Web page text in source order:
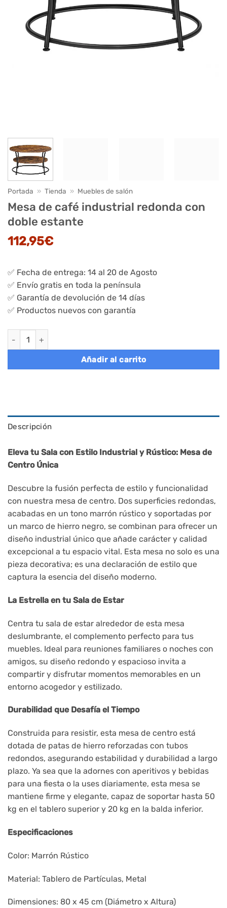
Portada » Tienda » Muebles de salón
Mesa de café industrial redonda con
doble estante
112,95€
✅ Fecha de entrega: 14 al 20 de Agosto
✅ Envío gratis en toda la península
✅ Garantía de devolución de 14 días
✅ Productos nuevos con garantía
Mesa de café industrial redonda con doble estante cantidad
Añadir al carrito
Descripción
Eleva tu Sala con Estilo Industrial y Rústico: Mesa de
Centro Única
Descubre la fusión perfecta de estilo y funcionalidad
con nuestra mesa de centro. Dos superficies redondas,
acabadas en un tono marrón rústico y soportadas por
un marco de hierro negro, se combinan para ofrecer un
diseño industrial único que añade carácter y calidad
excepcional a tu espacio vital. Esta mesa no solo es una
pieza decorativa; es una declaración de estilo que
captura la esencia del diseño moderno.
La Estrella en tu Sala de Estar
Centra tu sala de estar alrededor de esta mesa
deslumbrante, el complemento perfecto para tus
muebles. Ideal para reuniones familiares o noches con
amigos, su diseño redondo y espacioso invita a
compartir y disfrutar momentos memorables en un
entorno acogedor y estilizado.
Durabilidad que Desafía el Tiempo
Construida para resistir, esta mesa de centro está
dotada de patas de hierro reforzadas con tubos
redondos, asegurando estabilidad y durabilidad a largo
plazo. Ya sea que la adornes con aperitivos y bebidas
para una fiesta o la uses diariamente, esta mesa se
mantiene firme y elegante, capaz de soportar hasta 50
kg en el tablero superior y 20 kg en la balda inferior.
Especificaciones
Color: Marrón Rústico
Material: Tablero de Partículas, Metal
Dimensiones: 80 x 45 cm (Diámetro x Altura)